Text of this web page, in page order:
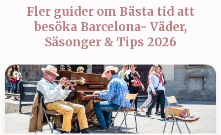
Fler guider om Bästa tid att
besöka Barcelona- Väder,
Säsonger & Tips 2026